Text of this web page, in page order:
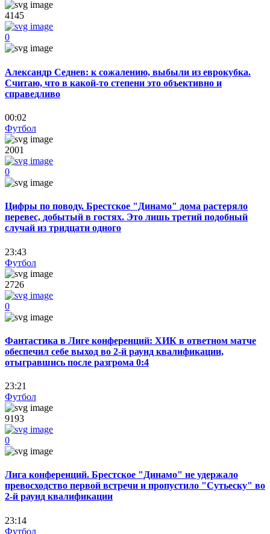
4145
0
Александр Седнев: к сожалению, выбыли из еврокубка.
Считаю, что в какой-то степени это объективно и
справедливо
00:02
Футбол
2001
0
Цифры по поводу. Брестское "Динамо" дома растеряло
перевес, добытый в гостях. Это лишь третий подобный
случай из тридцати одного
23:43
Футбол
2726
0
Фантастика в Лиге конференций: ХИК в ответном матче
обеспечил себе выход во 2-й раунд квалификации,
отыгравшись после разгрома 0:4
23:21
Футбол
9193
0
Лига конференций. Брестское "Динамо" не удержало
превосходство первой встречи и пропустило "Сутьеску" во
2-й раунд квалификации
23:14
Футбол